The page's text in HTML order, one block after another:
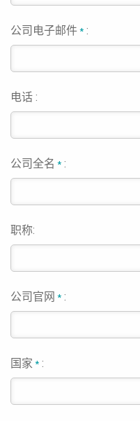
公司电子邮件* :
电话 :
公司全名* :
职称:
公司官网* :
国家* :